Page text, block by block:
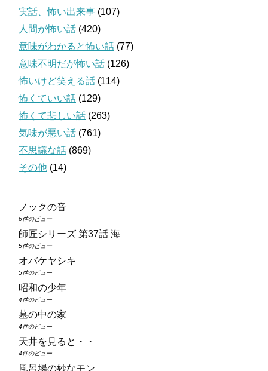
実話、怖い出来事 (107)
人間が怖い話 (420)
意味がわかると怖い話 (77)
意味不明だが怖い話 (126)
怖いけど笑える話 (114)
怖くていい話 (129)
怖くて悲しい話 (263)
気味が悪い話 (761)
不思議な話 (869)
その他 (14)
ノックの音
6件のビュー
師匠シリーズ 第37話 海
5件のビュー
オバケヤシキ
5件のビュー
昭和の少年
4件のビュー
墓の中の家
4件のビュー
天井を見ると・・
4件のビュー
風呂場の妙なモン